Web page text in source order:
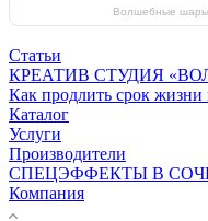
Волшебные шары
Статьи
КРЕАТИВ СТУДИЯ
Как продлить срок
Каталог
Услуги
Производители
СПЕЦЭФФЕКТЫ В
Компания